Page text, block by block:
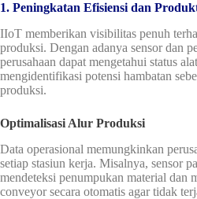
1. Peningkatan Efisiensi dan
IIoT memberikan visibilitas penuh
produksi. Dengan adanya sensor dan
perusahaan dapat mengetahui status
mengidentifikasi potensi hambatan
produksi.
Optimalisasi Alur Produksi
Data operasional memungkinkan
setiap stasiun kerja. Misalnya, sensor
mendeteksi penumpukan material dan
conveyor secara otomatis agar tidak